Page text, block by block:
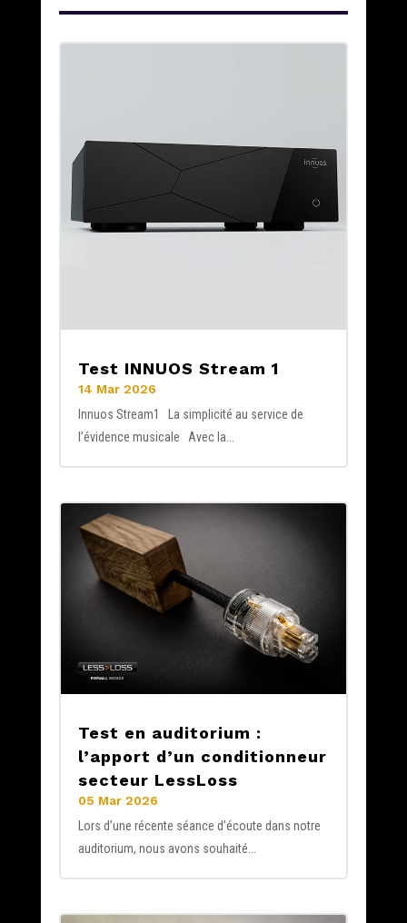
Test INNUOS Stream 1
14 Mar 2026
Innuos Stream1 La simplicité au service de
l’évidence musicale Avec la...
Test en auditorium :
l’apport d’un conditionneur
secteur LessLoss
05 Mar 2026
Lors d’une récente séance d’écoute dans notre
auditorium, nous avons souhaité...